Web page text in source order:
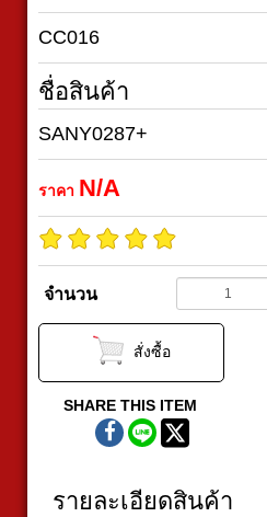
CC016
ชื่อสินค้า
SANY0287+
ราคา N/A
จำนวน
สั่งซื้อ
SHARE THIS ITEM
รายละเอียดสินค้า